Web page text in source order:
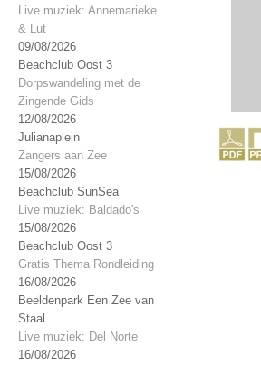
Live muziek: Annemarieke
& Lut
09/08/2026
Beachclub Oost 3
Dorpswandeling met de
Zingende Gids
12/08/2026
Julianaplein
Zangers aan Zee
15/08/2026
Beachclub SunSea
Live muziek: Baldado's
15/08/2026
Beachclub Oost 3
Gratis Thema Rondleiding
16/08/2026
Beeldenpark Een Zee van
Staal
Live muziek: Del Norte
16/08/2026